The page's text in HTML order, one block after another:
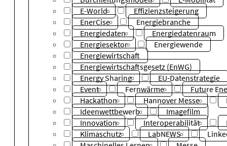
E-World
Effizienzsteigerung
EnerCise
Energiebranche
Energiedaten
Energiedatenraum
Energiesektor
Energiewende
Energiewirtschaft
Energiewirtschaftsgesetz (EnWG)
Energy Sharing
EU-Datenstrategie
Event
Fernwärme
Future
Hackathon
Hannover Messe
Ideenwettbewerb
Imagefilm
Innovation
Interoperabilität
Klimaschutz
LabNEWS